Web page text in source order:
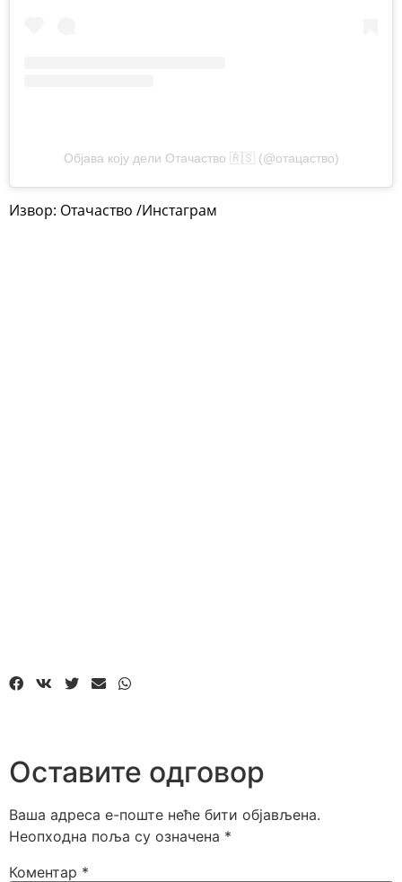
Објава коју дели Отачаство 🇷🇸 (@отацаство)
Извор: Отачаство /Инстаграм
Оставите одговор
Ваша адреса е-поште неће бити објављена.
Неопходна поља су означена *
Коментар *